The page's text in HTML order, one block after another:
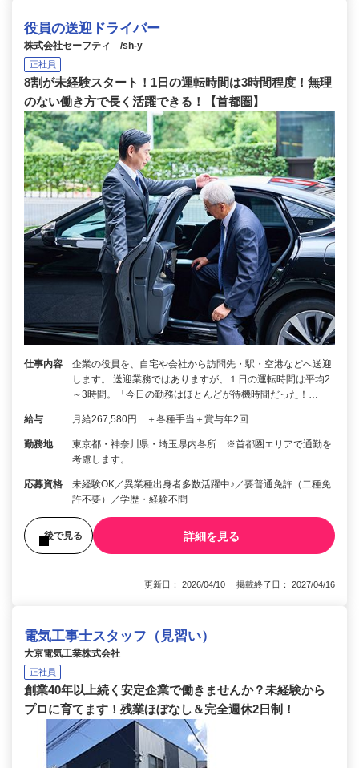
役員の送迎ドライバー
株式会社セーフティ /sh-y
正社員
8割が未経験スタート！1日の運転時間は3時間程度！無理
のない働き方で長く活躍できる！【首都圏】
仕事内容
企業の役員を、自宅や会社から訪問先・駅・空港などへ送迎
します。 送迎業務ではありますが、１日の運転時間は平均2
～3時間。「今日の勤務はほとんどが待機時間だった！…
給与 月給267,580円 ＋各種手当＋賞与年2回
勤務地
東京都・神奈川県・埼玉県内各所 ※首都圏エリアで通勤を
考慮します。
応募資格
未経験OK／異業種出身者多数活躍中♪／要普通免許（二種免
許不要）／学歴・経験不問
後で見る 詳細を見る
更新日： 2026/04/10 掲載終了日： 2027/04/16
電気工事士スタッフ（見習い）
大京電気工業株式会社
正社員
創業40年以上続く安定企業で働きませんか？未経験から
プロに育てます！残業ほぼなし＆完全週休2日制！